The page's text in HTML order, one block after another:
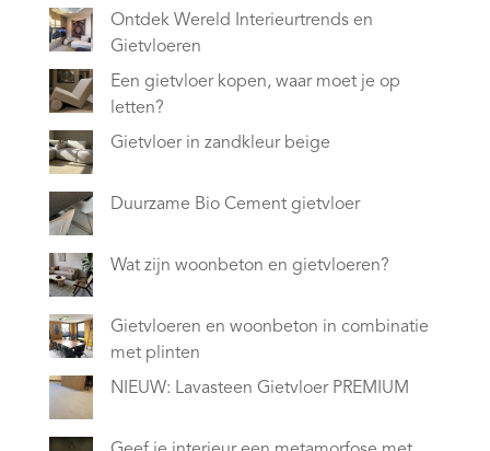
Ontdek Wereld Interieurtrends en
Gietvloeren
Een gietvloer kopen, waar moet je op
letten?
Gietvloer in zandkleur beige
Duurzame Bio Cement gietvloer
Wat zijn woonbeton en gietvloeren?
Gietvloeren en woonbeton in combinatie
met plinten
NIEUW: Lavasteen Gietvloer PREMIUM